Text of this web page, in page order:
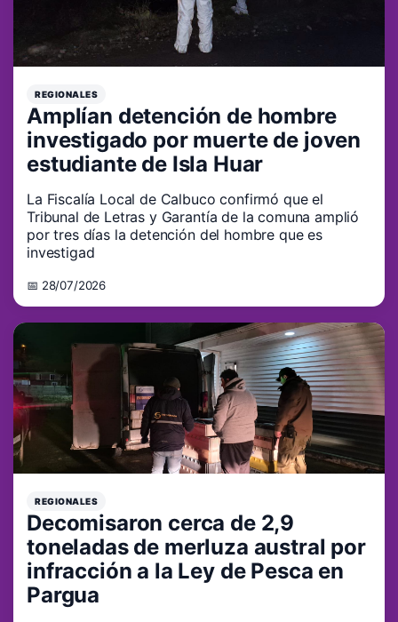
REGIONALES
Amplían detención de hombre
investigado por muerte de joven
estudiante de Isla Huar
La Fiscalía Local de Calbuco confirmó que el
Tribunal de Letras y Garantía de la comuna amplió
por tres días la detención del hombre que es
investigad
📅 28/07/2026
REGIONALES
Decomisaron cerca de 2,9
toneladas de merluza austral por
infracción a la Ley de Pesca en
Pargua